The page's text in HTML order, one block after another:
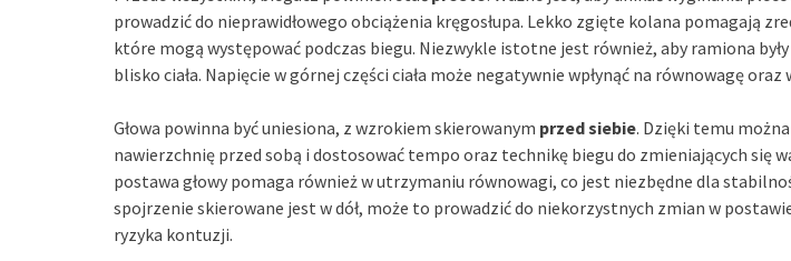
prowadzić do nieprawidłowego obciążenia kręgosłupa. Lekko zgięte kolana pomagają
które mogą występować podczas biegu. Niezwykle istotne jest również, aby ramiona były
blisko ciała. Napięcie w górnej części ciała może negatywnie wpłynąć na równowagę oraz
Głowa powinna być uniesiona, z wzrokiem skierowanym przed siebie. Dzięki temu
nawierzchnię przed sobą i dostosować tempo oraz technikę biegu do zmieniających się
postawa głowy pomaga również w utrzymaniu równowagi, co jest niezbędne dla
spojrzenie skierowane jest w dół, może to prowadzić do niekorzystnych zmian w
ryzyka kontuzji.